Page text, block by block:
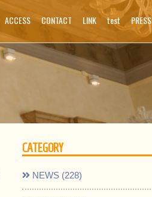
ACCESS CONTACT LINK test PRESS
CATEGORY
NEWS (228)